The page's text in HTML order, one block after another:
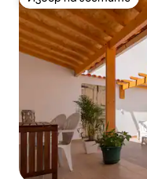
Избор на гостите